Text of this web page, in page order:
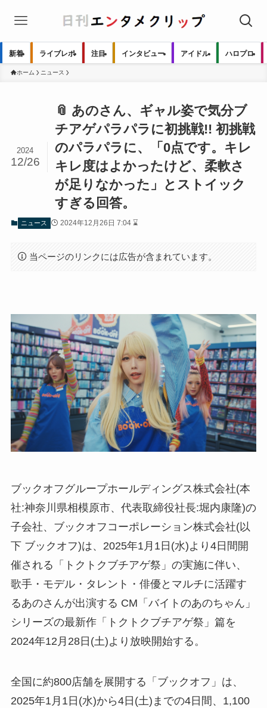
新着 ライブレポ 注目 インタビュー アイドル ハロプロ
ホーム ニュース
📎 あのさん、ギャル姿で気分ブ
チアゲパラパラに初挑戦!! 初挑戦
のパラパラに、「0点です。キレ
キレ度はよかったけど、柔軟さ
が足りなかった」とストイック
すぎる回答。
2024
12/26
ニュース 2024年12月26日 7:04 ⌛
当ページのリンクには広告が含まれています。
ブックオフグループホールディングス株式会社(本
社:神奈川県相模原市、代表取締役社長:堀内康隆)の
子会社、ブックオフコーポレーション株式会社(以
下 ブックオフ)は、2025年1月1日(水)より4日間開
催される「トクトクブチアゲ祭」の実施に伴い、
歌手・モデル・タレント・俳優とマルチに活躍す
るあのさんが出演する CM「バイトのあのちゃん」
シリーズの最新作「トクトクブチアゲ祭」篇を
2024年12月28日(土)より放映開始する。
全国に約800店舗を展開する「ブックオフ」は、
2025年1月1日(水)から4日(土)までの4日間、1,100